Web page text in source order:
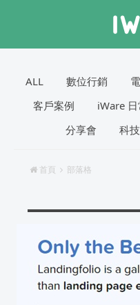
ALL 數位行銷
客戶案例
iWare 日
分享會
科
首頁 部落格